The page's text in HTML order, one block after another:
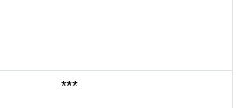
***